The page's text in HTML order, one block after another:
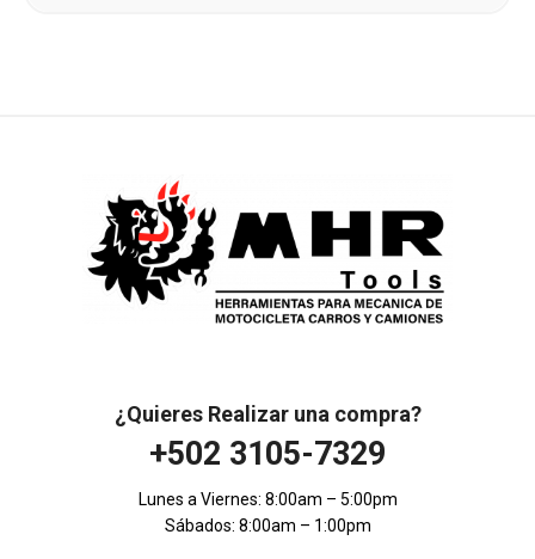
¿Quieres Realizar una compra?
+502 3105-7329
Lunes a Viernes: 8:00am – 5:00pm
Sábados: 8:00am – 1:00pm